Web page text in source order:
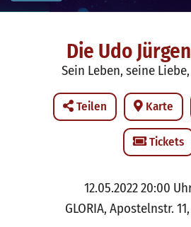
Die Udo
Sein Leben, seine
Teilen Karte
Tickets
12.05.2022 20:00
GLORIA, Apostelnstr.